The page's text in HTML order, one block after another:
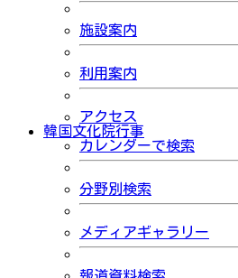
施設案内
利用案内
アクセス
韓国文化院行事
カレンダーで検索
分野別検索
メディアギャラリー